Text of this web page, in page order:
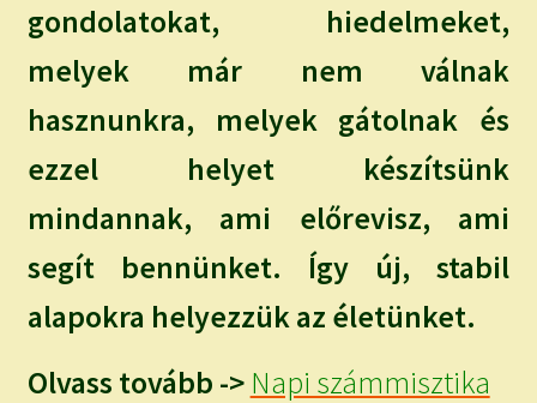
gondolatokat, hiedelmeket,
melyek már nem válnak
hasznunkra, melyek gátolnak és
ezzel helyet készítsünk
mindannak, ami előrevisz, ami
segít bennünket. Így új, stabil
alapokra helyezzük az életünket.
Olvass tovább -> Napi számmisztika